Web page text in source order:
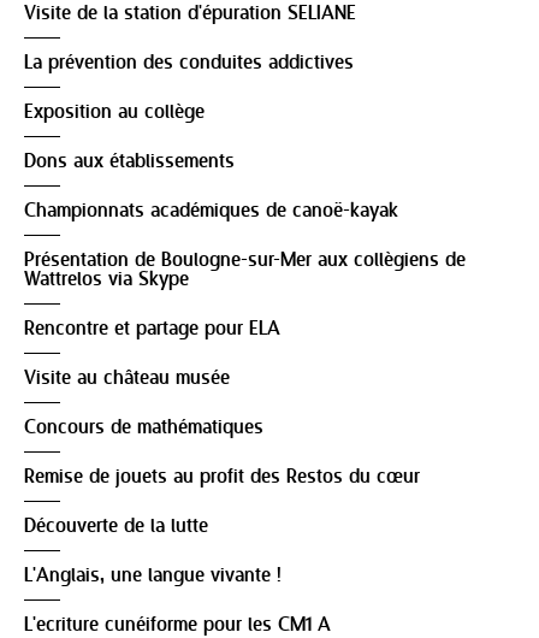
Visite de la station d'épuration SELIANE
La prévention des conduites addictives
Exposition au collège
Dons aux établissements
Championnats académiques de canoë-kayak
Présentation de Boulogne-sur-Mer aux collègiens de
Wattrelos via Skype
Rencontre et partage pour ELA
Visite au château musée
Concours de mathématiques
Remise de jouets au profit des Restos du cœur
Découverte de la lutte
L'Anglais, une langue vivante !
L'ecriture cunéiforme pour les CM1 A